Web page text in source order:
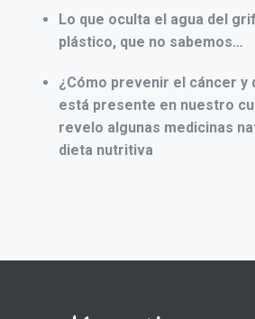
Lo que oculta el agua del
plástico, que no sabemos…
¿Cómo prevenir el cáncer y
está presente en nuestro
revelo algunas medicinas
dieta nutritiva